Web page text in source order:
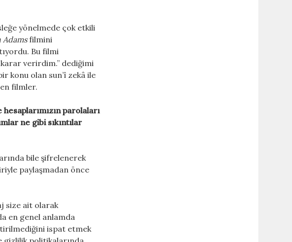
yönelmede çok etkili
Adamsfilmini
Bu filmi
verirdim.” dediğimi
konu olan sun’î zekâ ile
filmler.
parolaları
ne gibi sıkıntılar
bile şifrelenerek
paylaşmadan önce
size ait olarak
en genel anlamda
ispat etmek